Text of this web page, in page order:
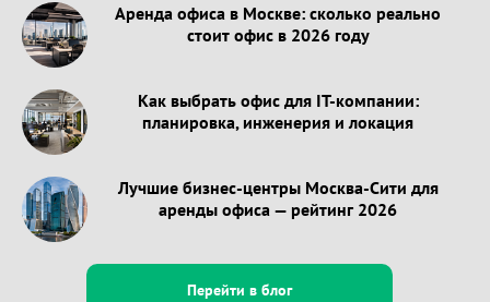
Аренда офиса в Москве: сколько реально
стоит офис в 2026 году
Как выбрать офис для IT-компании:
планировка, инженерия и локация
Лучшие бизнес-центры Москва-Сити для
аренды офиса — рейтинг 2026
Перейти в блог